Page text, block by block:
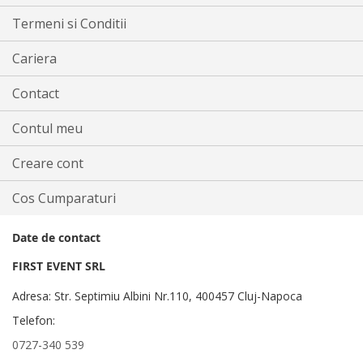
Termeni si Conditii
Cariera
Contact
Contul meu
Creare cont
Cos Cumparaturi
Date de contact
FIRST EVENT SRL
Adresa: Str. Septimiu Albini Nr.110, 400457 Cluj-Napoca
Telefon:
0727-340 539